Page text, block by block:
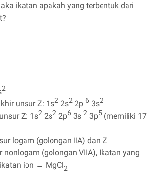
ikatan apakah yang terbentuk dari
2
unsur Z: 1s2 2s2 2p 6 3s2
Z: 1s2 2s2 2p6 3s 2 3p5 (memiliki 17
logam (golongan IIA) dan Z
nonlogam (golongan VIIA), Ikatan yang
ion → MgCl2